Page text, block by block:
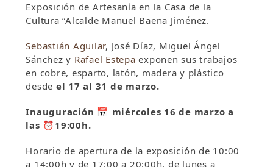
Exposición de Artesanía en la Casa de la
Cultura “Alcalde Manuel Baena Jiménez.
Sebastián Aguilar, José Díaz, Miguel Ángel
Sánchez y Rafael Estepa exponen sus trabajos
en cobre, esparto, latón, madera y plástico
desde el 17 al 31 de marzo.
Inauguración 📅 miércoles 16 de marzo a
las ⏰19:00h.
Horario de apertura de la exposición de 10:00
a 14:00h y de 17:00 a 20:00h. de lunes a